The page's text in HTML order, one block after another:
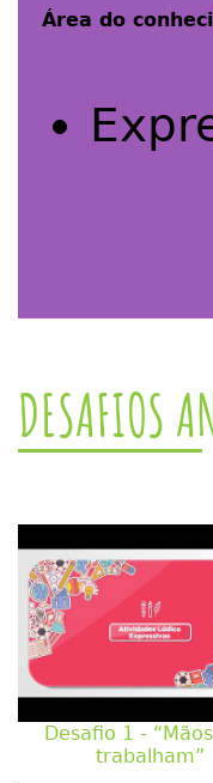
Área do
DESAFIOS
Desafio 1 -
trabalham”